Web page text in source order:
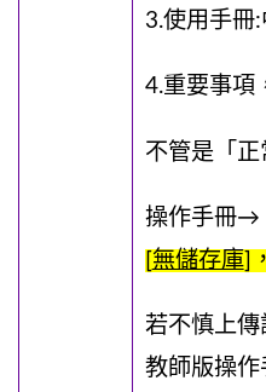
3.使用手冊:
4.重要事項
不管是「
操作手冊→
[無儲存庫]
若不慎上
教師版操作